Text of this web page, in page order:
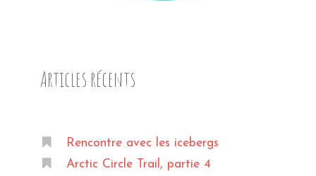
Articles récents
Rencontre avec les icebergs
Arctic Circle Trail, partie 4